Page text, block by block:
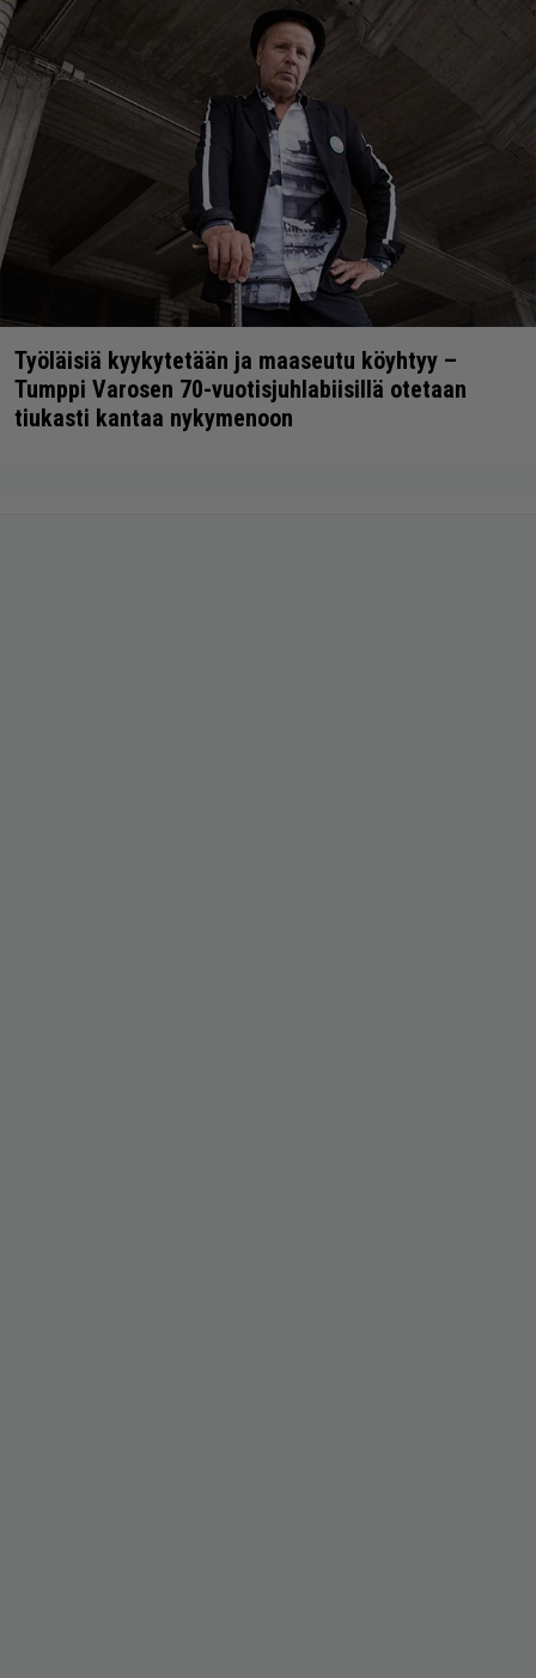
Työläisiä kyykytetään ja maaseutu köyhtyy –
Tumppi Varosen 70-vuotisjuhlabiisillä otetaan
tiukasti kantaa nykymenoon